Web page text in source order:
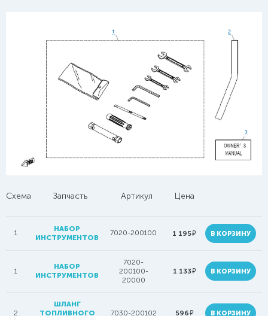
Схема Запчасть Артикул Цена
1
НАБОР
ИНСТРУМЕНТОВ
7020-200100 1 195руб. В КОРЗИНУ
1
НАБОР
ИНСТРУМЕНТОВ
7020-
200100-
20000
1 133руб. В КОРЗИНУ
2
ШЛАНГ
ТОПЛИВНОГО
7030-200102 596руб. В КОРЗИНУ